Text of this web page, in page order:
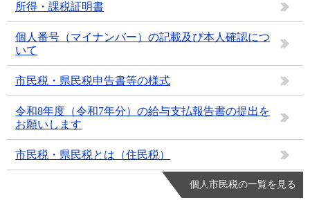
所得・課税証明書
個人番号（マイナンバー）の記載及び本人確認につ
いて
市民税・県民税申告書等の様式
令和8年度（令和7年分）の給与支払報告書の提出を
お願いします
市民税・県民税とは（住民税）
個人市民税の一覧を見る